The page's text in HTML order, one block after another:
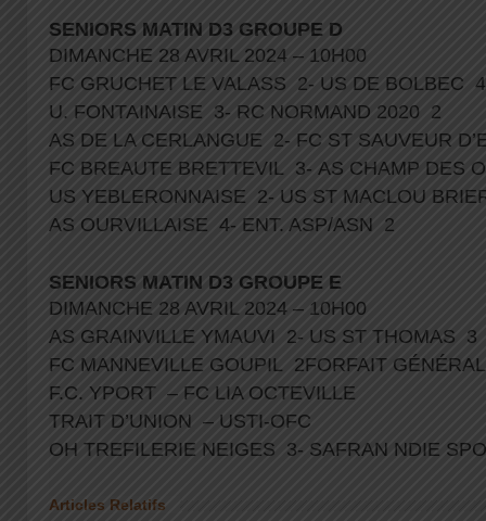
SENIORS MATIN D3 GROUPE D
DIMANCHE 28 AVRIL 2024 – 10H00
FC GRUCHET LE VALASS 2- US DE BOLBEC
U. FONTAINAISE 3- RC NORMAND 2020 2
AS DE LA CERLANGUE 2- FC ST SAUVEUR
FC BREAUTE BRETTEVIL 3- AS CHAMP DES
US YEBLERONNAISE 2- US ST MACLOU
AS OURVILLAISE 4- ENT. ASP/ASN 2
SENIORS MATIN D3 GROUPE E
DIMANCHE 28 AVRIL 2024 – 10H00
AS GRAINVILLE YMAUVI 2- US ST THOMAS 3
FC MANNEVILLE GOUPIL 2FORFAIT
F.C. YPORT – FC LIA OCTEVILLE
TRAIT D’UNION – USTI-OFC
OH TREFILERIE NEIGES 3- SAFRAN NDIE
Articles Relatifs